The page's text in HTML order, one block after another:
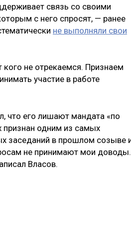
связь со своими
с него спросят, — ранее
не выполняли свои
не отрекаемся. Признаем
участие в работе
что его лишают мандата «по
признан одним из самых
заседаний в прошлом созыве
не принимают мои
Власов.